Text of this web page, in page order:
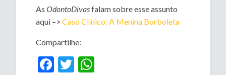
AsOdontoDivasfalam sobre esse assunto
aqui –>Caso Clínico: A Menina Borboleta
Compartilhe:
Facebook
Twitter